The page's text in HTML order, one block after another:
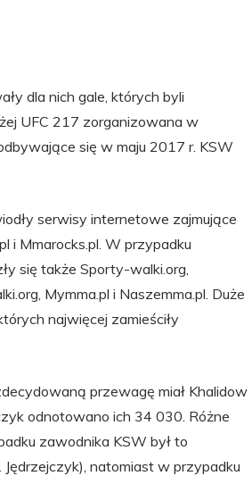
dla nich gale, których byli
UFC 217 zorganizowana w
się w maju 2017 r. KSW
serwisy internetowe zajmujące
i Mmarocks.pl. W przypadku
się także Sporty-walki.org,
Mymma.pl i Naszemma.pl. Duże
najwięcej zamieściły
przewagę miał Khalidow
odnotowano ich 34 030. Różne
zawodnika KSW był to
natomiast w przypadku